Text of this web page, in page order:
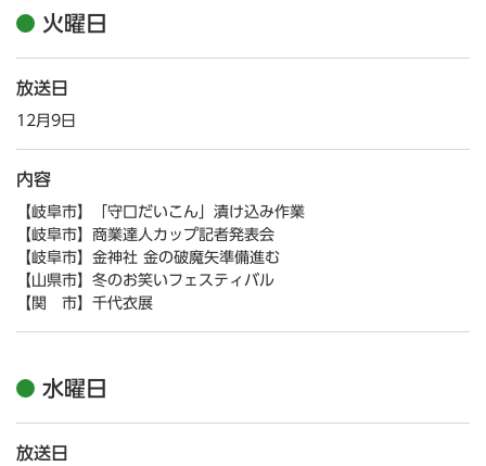
火曜日
放送日
12月9日
内容
【岐阜市】「守口だいこん」漬け込み作業
【岐阜市】商業達人カップ記者発表会
【岐阜市】金神社 金の破魔矢準備進む
【山県市】冬のお笑いフェスティバル
【関 市】千代衣展
水曜日
放送日